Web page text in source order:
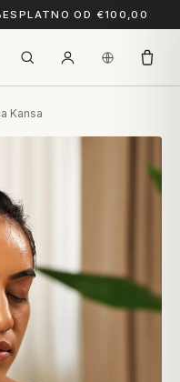
OD €100,00
Kansa